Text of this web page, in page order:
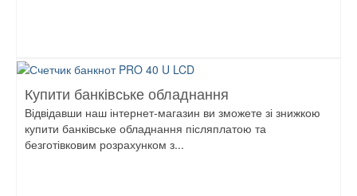
Купити банківське обладнання
Відвідавши наш інтернет-магазин ви зможете зі знижкою
купити банківське обладнання післяплатою та
безготівковим розрахунком з...